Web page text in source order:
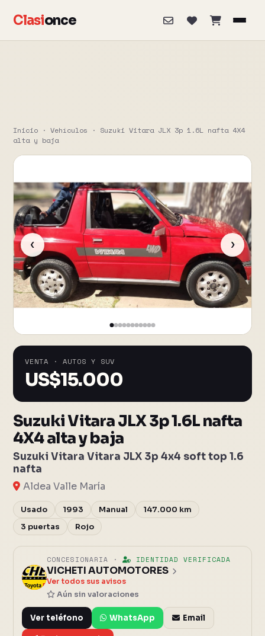
Clasionce
Inicio · Vehículos · Suzuki Vitara JLX 3p 1.6L nafta 4X4
alta y baja
‹ ›
VENTA · AUTOS Y SUV
US$15.000
Suzuki Vitara JLX 3p 1.6L nafta
4X4 alta y baja
Suzuki Vitara Vitara JLX 3p 4x4 soft top 1.6
nafta
Aldea Valle María
Usado 1993 Manual
147.000 km
3 puertas
Rojo
V
CONCESIONARIA · IDENTIDAD VERIFICADA
VICHETI AUTOMOTORES
Ver todos sus avisos
Aún sin valoraciones
Ver teléfono WhatsApp Email